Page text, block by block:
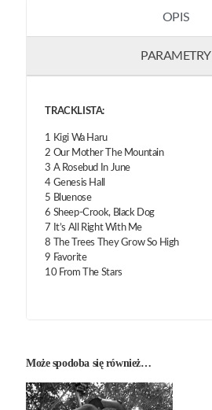
OPIS
PARAMETRY
TRACKLISTA:
1 Kigi Wa Haru
2 Our Mother The Mountain
3 A Rosebud In June
4 Genesis Hall
5 Bluenose
6 Sheep-Crook, Black Dog
7 It’s All Right With Me
8 The Trees They Grow So High
9 Favorite
10 From The Stars
Może spodoba się również…